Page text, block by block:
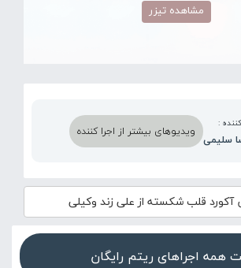
مشاهده تیزر
:
سلیمی
ویدیوهای بیشتر از اجرا کننده
قلب شکسته از علی زند وکیلی
همه اجراهای ریتم رایگان